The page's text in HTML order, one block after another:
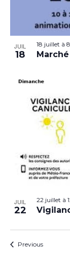
JUIL
18
18 juillet à
JUIL
22
22 juillet à
Previous